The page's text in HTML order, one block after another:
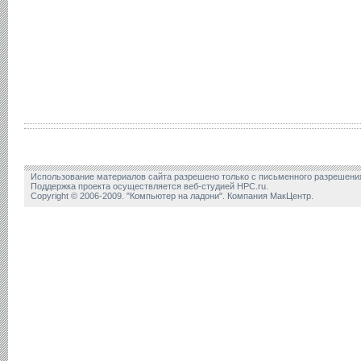
Использование материалов сайта разрешено только с письменного
Поддержка проекта осуществляется веб-студией HPC.ru.
Copyright © 2006-2009. "Компьютер на ладони". Компания МакЦентр.